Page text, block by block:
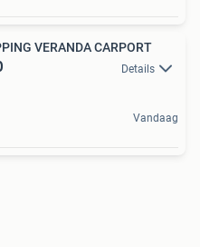
VERANDA CARPORT
Details
Vandaag